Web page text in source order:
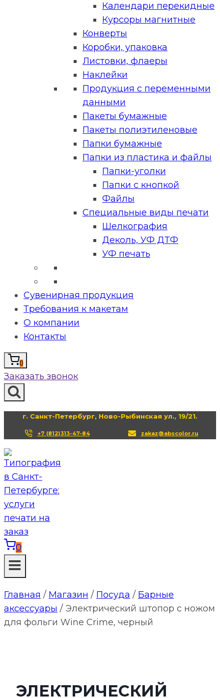
Календари перекидные
Курсоры магнитные
Конверты
Коробки, упаковка
Листовки, флаеры
Наклейки
Продукция с переменными
данными
Пакеты бумажные
Пакеты полиэтиленовые
Папки бумажные
Папки из пластика и файлы
Папки-уголки
Папки с кнопкой
Файлы
Специальные виды печати
Шелкография
Деколь, УФ ДТФ
УФ печать
Сувенирная продукция
Требования к макетам
О компании
Контакты
0
Заказать звонок
г. Санкт-Петербург, Ново-Рыбинская ул., 19/21.
+7 (812)313-47-84 zakaz@abscolor.ru
0
Главная / Магазин / Посуда / Барные
аксессуары / Электрический штопор с ножом
для фольги Wine Crime, черный
ЭЛЕКТРИЧЕСКИЙ